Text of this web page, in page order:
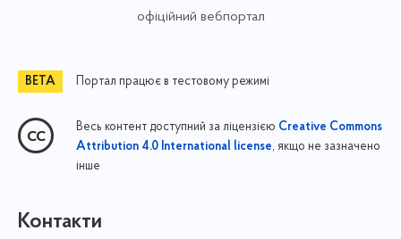
офіційний вебпортал
Портал працює в тестовому режимі
Весь контент доступний за ліцензією Creative Commons
Attribution 4.0 International license, якщо не зазначено
інше
Контакти